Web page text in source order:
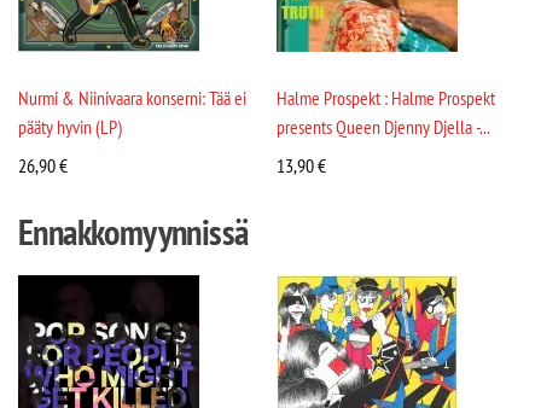
Nurmi & Niinivaara konserni: Tää ei
pääty hyvin (LP)
26,90€
Halme Prospekt : Halme Prospekt
presents Queen Djenny Djella -...
13,90€
Ennakkomyynnissä